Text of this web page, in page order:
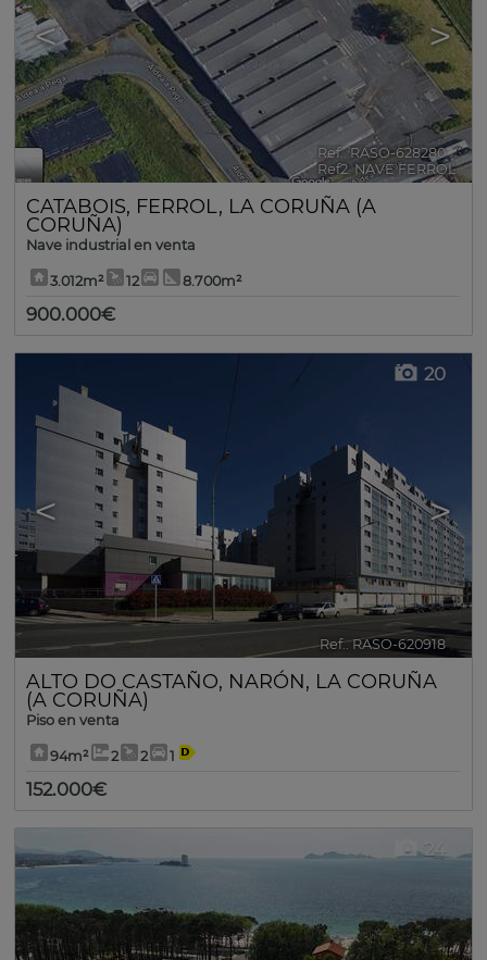
< >
Ref.. RASO-628280 🔗
Ref2. NAVE FERROL
CATABOIS, FERROL , LA CORUÑA (A
CORUÑA)
Nave industrial en venta
3.012m² 12 8.700m²
900.000€
< >
20
Ref.. RASO-620918 🔗
ALTO DO CASTAÑO, NARÓN, LA CORUÑA
(A CORUÑA)
Piso en venta
94m² 2 2 1
152.000€
24